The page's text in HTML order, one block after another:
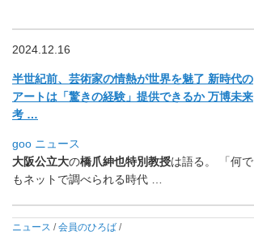
2024.12.16
半世紀前、芸術家の情熱が世界を魅了 新時代の
アートは「驚きの経験」提供できるか 万博未来
考 …
goo ニュース
大阪公立大の橋爪紳也特別教授は語る。 「何で
もネットで調べられる時代 …
ニュース /会員のひろば /